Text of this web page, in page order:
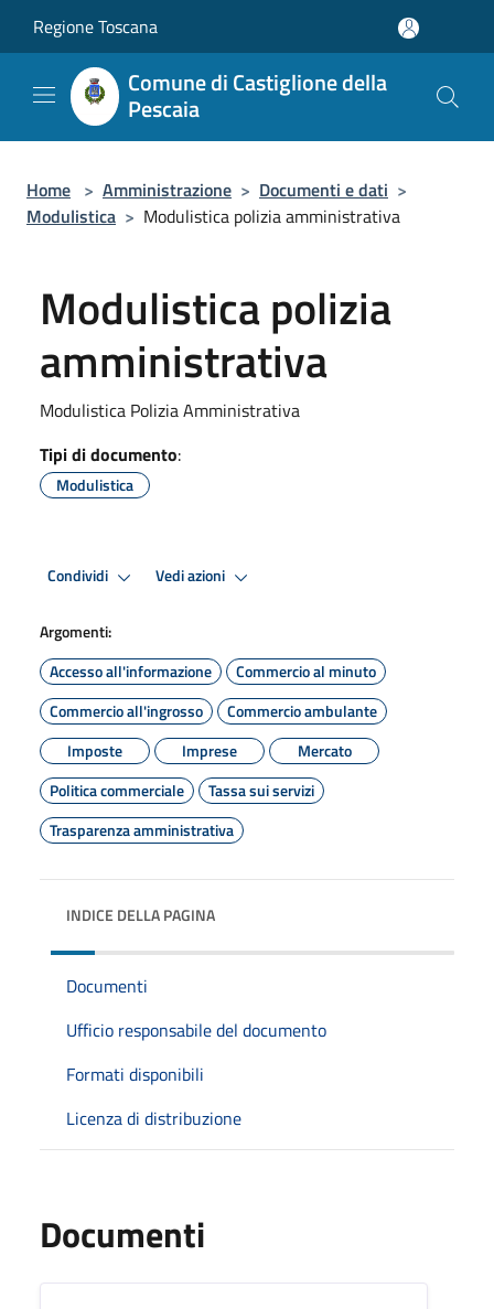
Regione Toscana
Comune di Castiglione della
Pescaia
Home > Amministrazione > Documenti e dati >
Modulistica > Modulistica polizia amministrativa
Modulistica polizia
amministrativa
Modulistica Polizia Amministrativa
Tipi di documento:
Modulistica
Condividi Vedi azioni
Argomenti:
Accesso all'informazione
Commercio al minuto
Commercio all'ingrosso
Commercio ambulante
Imposte
Imprese
Mercato
Politica commerciale
Tassa sui servizi
Trasparenza amministrativa
INDICE DELLA PAGINA
Documenti
Ufficio responsabile del documento
Formati disponibili
Licenza di distribuzione
Documenti